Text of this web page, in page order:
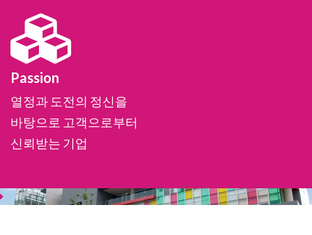
Passion
열정과 도전의 정신을
바탕으로 고객으로부터
신뢰받는 기업